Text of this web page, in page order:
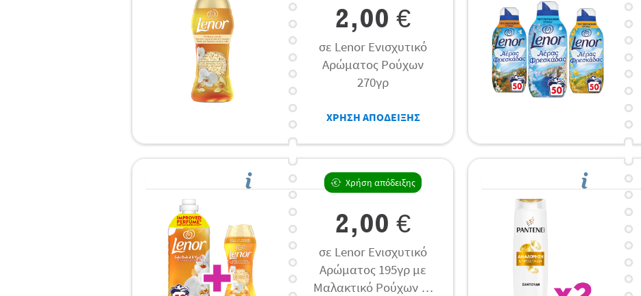
2,00 €
σε Lenor Ενισχυτικό
Αρώματος Ρούχων
270γρ
ΧΡΗΣΗ ΑΠΟΔΕΙΞΗΣ
Χρήση απόδειξης
2,00 €
σε Lenor Ενισχυτικό
Αρώματος 195γρ με
Μαλακτικό Ρούχων 59